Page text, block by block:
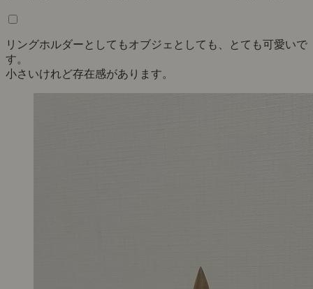
リングホルダーとしてもオブジェとしても、とても可愛いで
す。
小さいけれど存在感があります。